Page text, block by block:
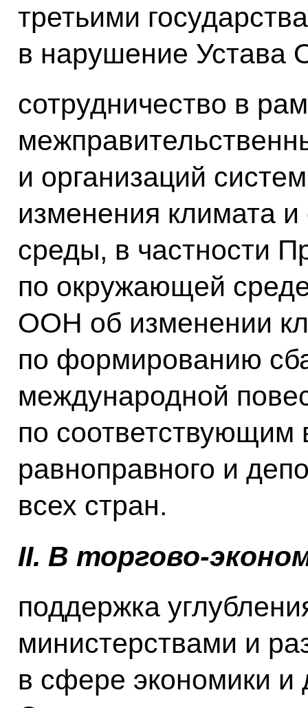
третьими
в нарушение Устава
сотрудничество в
и организаций
изменения климата
среды, в частности
по окружающей
ООН об изменении
по формированию
международной
по соответствующим
равноправного и
всех стран.
II. В торгово-
поддержка
министерствами и
в сфере экономики и